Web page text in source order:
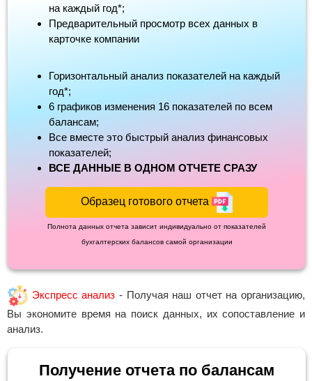
на каждый год*;
Предварительный просмотр всех данных в
карточке компании
Горизонтальный анализ показателей на каждый
год*;
6 графиков изменения 16 показателей по всем
балансам;
Все вместе это быстрый анализ финансовых
показателей;
ВСЕ ДАННЫЕ В ОДНОМ ОТЧЕТЕ СРАЗУ
Образец готового отчета
Полнота данных отчета зависит индивидуально от показателей
бухгалтерских балансов самой организации
Экспресс анализ - Получая наш отчет на организацию,
Вы экономите время на поиск данных, их сопоставление и
анализ.
Получение отчета по балансам